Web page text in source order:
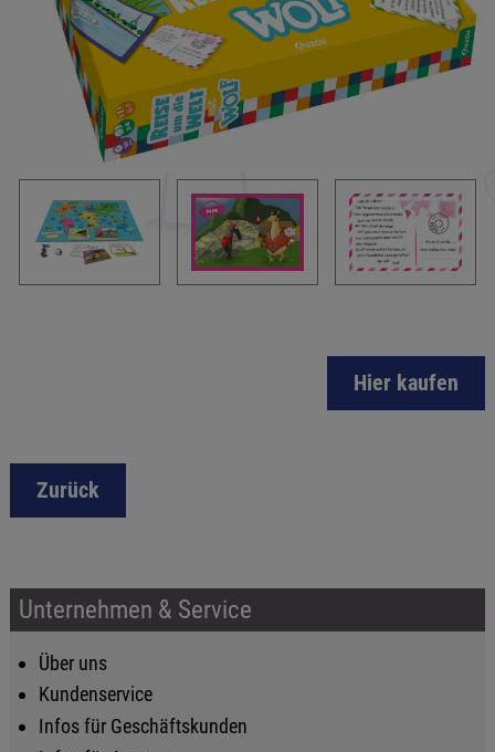
Hier kaufen
Zurück
Unternehmen & Service
Über uns
Kundenservice
Infos für Geschäftskunden